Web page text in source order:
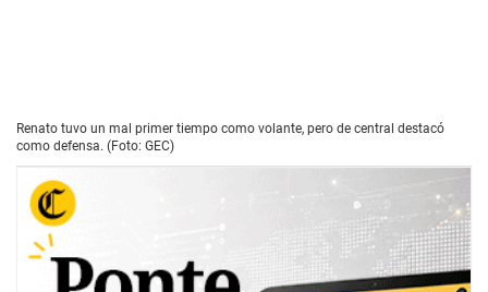
Renato tuvo un mal primer tiempo como volante, pero de central destacó
como defensa. (Foto: GEC)